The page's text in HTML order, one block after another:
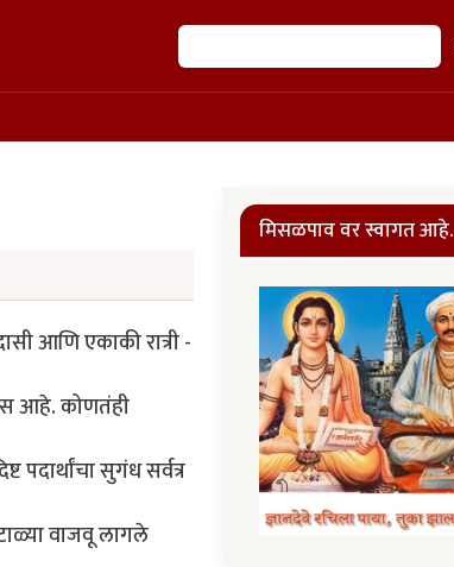
शोध
आणि एकाकी रात्री -
आहे. कोणतंही
पदार्थांचा सुगंध सर्वत्र
वाजवू लागले
मिसळपाव वर स्वागत आहे.